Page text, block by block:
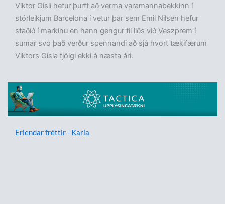
Viktor Gísli hefur þurft að verma varamannabekkinn í
stórleikjum Barcelona í vetur þar sem Emil Nilsen hefur
staðið í markinu en hann gengur til liðs við Veszprem í
sumar svo það verður spennandi að sjá hvort tækifærum
Viktors Gísla fjölgi ekki á næsta ári.
Erlendar fréttir - Karla